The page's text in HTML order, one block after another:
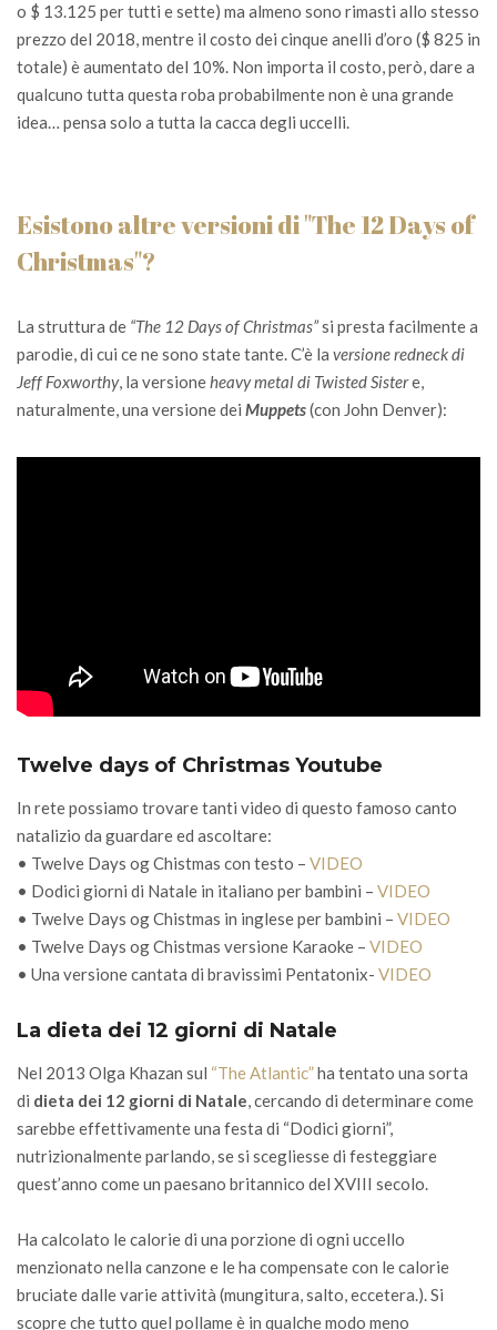
o $ 13.125 per tutti e sette) ma almeno sono rimasti allo stesso
prezzo del 2018, mentre il costo dei cinque anelli d’oro ($ 825 in
totale) è aumentato del 10%. Non importa il costo, però, dare a
qualcuno tutta questa roba probabilmente non è una grande
idea… pensa solo a tutta la cacca degli uccelli.
Esistono altre versioni di "The 12 Days of
Christmas"?
La struttura de “The 12 Days of Christmas”si presta facilmente a
parodie, di cui ce ne sono state tante. C’è la versione redneck di
Jeff Foxworthy, la versioneheavy metal di Twisted Sistere,
naturalmente, una versione dei Muppets(con John Denver):
Twelve days of Christmas Youtube
In rete possiamo trovare tanti video di questo famoso canto
natalizio da guardare ed ascoltare:
• Twelve Days og Chistmas con testo – VIDEO
• Dodici giorni di Natale in italiano per bambini – VIDEO
• Twelve Days og Chistmas in inglese per bambini – VIDEO
• Twelve Days og Chistmas versione Karaoke – VIDEO
• Una versione cantata di bravissimi Pentatonix- VIDEO
La dieta dei 12 giorni di Natale
Nel 2013 Olga Khazan sul “The Atlantic”ha tentato una sorta
di dieta dei 12 giorni di Natale , cercando di determinare come
sarebbe effettivamente una festa di “Dodici giorni”,
nutrizionalmente parlando, se si scegliesse di festeggiare
quest’anno come un paesano britannico del XVIII secolo.
Ha calcolato le calorie di una porzione di ogni uccello
menzionato nella canzone e le ha compensate con le calorie
bruciate dalle varie attività (mungitura, salto, eccetera.). Si
scopre che tutto quel pollame è in qualche modo meno